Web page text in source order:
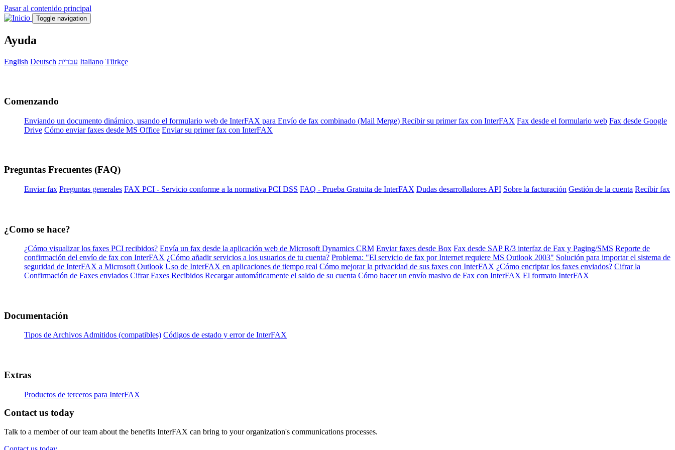
Pasar al contenido principal
Toggle navigation
Ayuda
English Deutsch עברית Italiano Türkçe
Comenzando
Enviando un documento dinámico, usando el formulario web de InterFAX para Envío de fax combinado (Mail Merge) Recibir su primer fax con InterFAX Fax desde el formulario web Fax desde Google
Drive Cómo enviar faxes desde MS Office Enviar su primer fax con InterFAX
Preguntas Frecuentes (FAQ)
Enviar fax Preguntas generales FAX PCI - Servicio conforme a la normativa PCI DSS FAQ - Prueba Gratuita de InterFAX Dudas desarrolladores API Sobre la facturación Gestión de la cuenta Recibir fax
¿Como se hace?
¿Cómo visualizar los faxes PCI recibidos? Envía un fax desde la aplicación web de Microsoft Dynamics CRM Enviar faxes desde Box Fax desde SAP R/3 interfaz de Fax y Paging/SMS Reporte de
confirmación del envío de fax con InterFAX ¿Cómo añadir servicios a los usuarios de tu cuenta? Problema: "El servicio de fax por Internet requiere MS Outlook 2003" Solución para importar el sistema de
seguridad de InterFAX a Microsoft Outlook Uso de InterFAX en aplicaciones de tiempo real Cómo mejorar la privacidad de sus faxes con InterFAX ¿Cómo encriptar los faxes enviados? Cifrar la
Confirmación de Faxes enviados Cifrar Faxes Recibidos Recargar automáticamente el saldo de su cuenta Cómo hacer un envío masivo de Fax con InterFAX El formato InterFAX
Documentación
Tipos de Archivos Admitidos (compatibles) Códigos de estado y error de InterFAX
Extras
Productos de terceros para InterFAX
Contact us today
Talk to a member of our team about the benefits InterFAX can bring to your organization's communications processes.